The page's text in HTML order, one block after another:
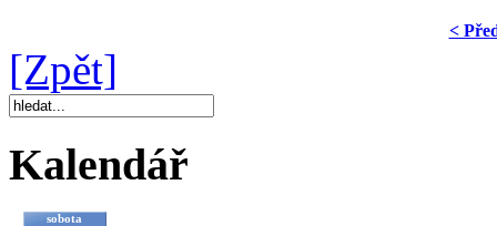
<
[Zpět]
Kalendář
sobota